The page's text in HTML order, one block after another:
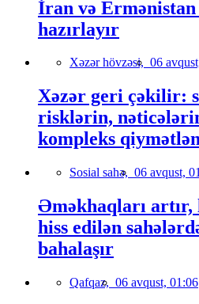
İran və
hazırlayır
Xəzər hövzəsi, 06
Xəzər geri çəkilir:
risklərin,
kompleks
Sosial sahə, 06 avqust,
Əməkhaqları artır,
hiss edilən
bahalaşır
Qafqaz, 06 avqust, 01:06